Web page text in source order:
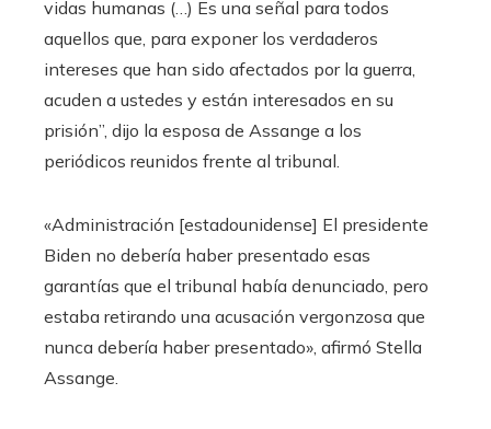
vidas humanas (…) Es una señal para todos
aquellos que, para exponer los verdaderos
intereses que han sido afectados por la guerra,
acuden a ustedes y están interesados ​​en su
prisión”, dijo la esposa de Assange a los
periódicos reunidos frente al tribunal.
«Administración [estadounidense] El presidente
Biden no debería haber presentado esas
garantías que el tribunal había denunciado, pero
estaba retirando una acusación vergonzosa que
nunca debería haber presentado», afirmó Stella
Assange.